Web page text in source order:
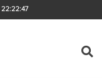
22:22:47